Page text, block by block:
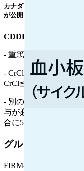
カナダ･ブリティッシュコ
が公開しているBC Cancer
CDDP⁴⁾ :
- 重篤な腎障害例への
- CrCl 46~60mL/minで
CrCl≦30mL/minでは投
- 別の報告 : CrCl
与が必要な場合に75%
合に50%に減量
グルココルチコイ
FIRM-ACT試験²⁾では